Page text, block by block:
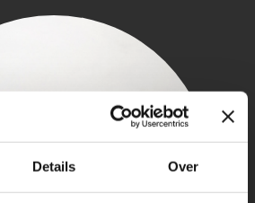
Details Over